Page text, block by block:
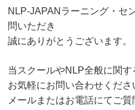
NLP-JAPANラーニング・セ
問いただき
誠にありがとうございます。
当スクールやNLP全般に関す
お気軽にお問い合わせくださ
メールまたはお電話にてご質